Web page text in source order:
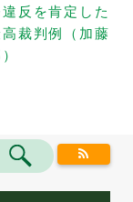
反を肯定した
裁判例（加藤